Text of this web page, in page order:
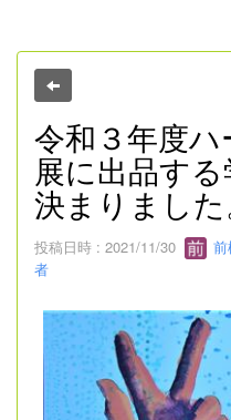
令和３年度
展に出品す
決まりました
投稿日時 : 2021/11/30
者